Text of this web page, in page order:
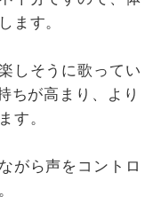
ます。
しそうに歌ってい
ちが高まり、より
す。
がら声をコントロ